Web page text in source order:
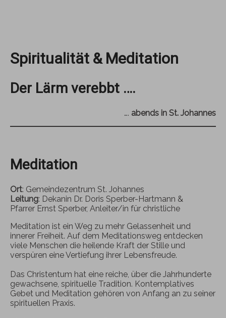
Spiritualität & Meditation
Der Lärm verebbt ….
…. abends in St. Johannes
Meditation
Ort: Gemeindezentrum St. Johannes
Leitung: Dekanin Dr. Doris Sperber-Hartmann &
Pfarrer Ernst Sperber, Anleiter/in für christliche
Meditation ist ein Weg zu mehr Gelassenheit und
innerer Freiheit. Auf dem Meditationsweg entdecken
viele Menschen die heilende Kraft der Stille und
verspüren eine Vertiefung ihrer Lebensfreude.
Das Christentum hat eine reiche, über die Jahrhunderte
gewachsene, spirituelle Tradition. Kontemplatives
Gebet und Meditation gehören von Anfang an zu seiner
spirituellen Praxis.